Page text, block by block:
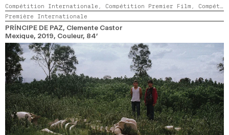
Compétition Internationale, Compétition Premier Film, Compétition GNCR
Première Internationale
PRÍNCIPE DE PAZ, Clemente Castor
Mexique, 2019, Couleur, 84’